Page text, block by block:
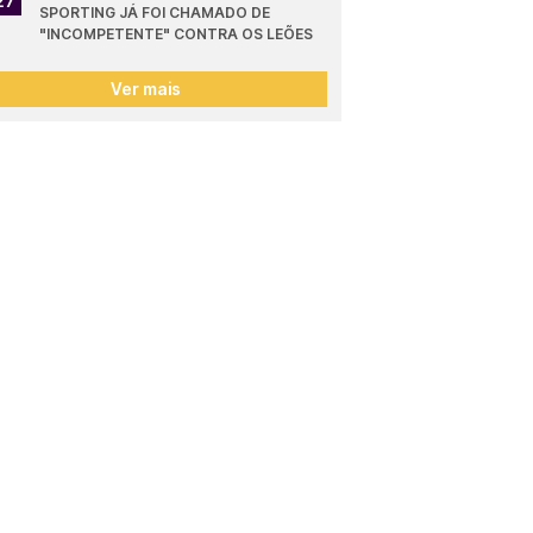
SPORTING JÁ FOI CHAMADO DE
"INCOMPETENTE" CONTRA OS LEÕES
Ver mais